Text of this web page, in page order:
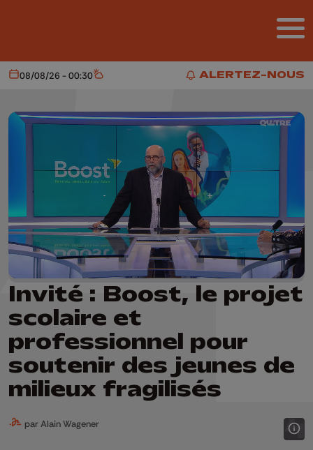
ALERTEZ-NOUS
ALERTEZ-NOUS
Aujourd'hui
08/08/26 - 00:30 Météo
Invité : Boost, le projet
scolaire et
professionnel pour
soutenir des jeunes de
milieux fragilisés
par Alain Wagener